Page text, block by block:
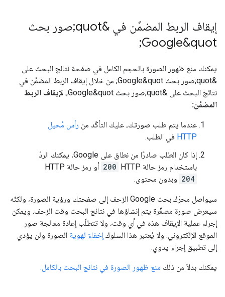
إيقاف الربط المضمَّن في &quot;صور بحث
Google&quot;
يمكنك منع ظهور الصورة بالحجم الكامل في صفحة نتائج البحث على
&quot;صور بحث Google&quot; من خلال إيقاف الربط المضمَّن في
نتائج البحث على &quot;صور بحث Google&quot;.
لإيقاف الربط
المضمَّن:
عندما يتم طلب صورتك، عليك التأكّد من رأس مُحيل
HTTP في الطلب.
إذا كان الطلب صادرًا من نطاق على Google، يمكنك الردّ
باستخدام رمز حالة HTTP‏
200 أو رمز حالة HTTP‏
204 وبدون محتوى.
سيواصل محرّك بحث Google الزحف إلى صفحتك ورؤية الصورة، ولكنّه
سيعرض صورة مصغّرة يتم إنشاؤها في نتائج البحث وقت الزحف. ويمكن
إجراء عملية الإيقاف هذه في أي وقت، ولا تتطلّب إعادة معالجة صور
الموقع الإلكتروني. ولا يُعتبر هذا السلوك إخفاءً لهوية الصورة ولن يؤدي
إلى تطبيق إجراء يدوي.
يمكنك بدلاً من ذلك منع ظهور الصورة في نتائج البحث بالكامل.